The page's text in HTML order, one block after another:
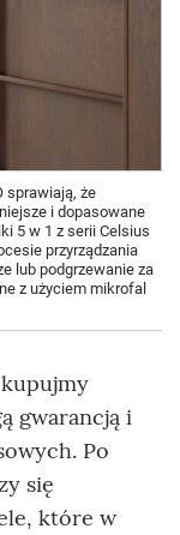
sprawiają, że
i dopasowane
5 w 1 z serii Celsius
przyrządzania
lub podgrzewanie za
z użyciem mikrofal
gwarancją i
Po
się
które w